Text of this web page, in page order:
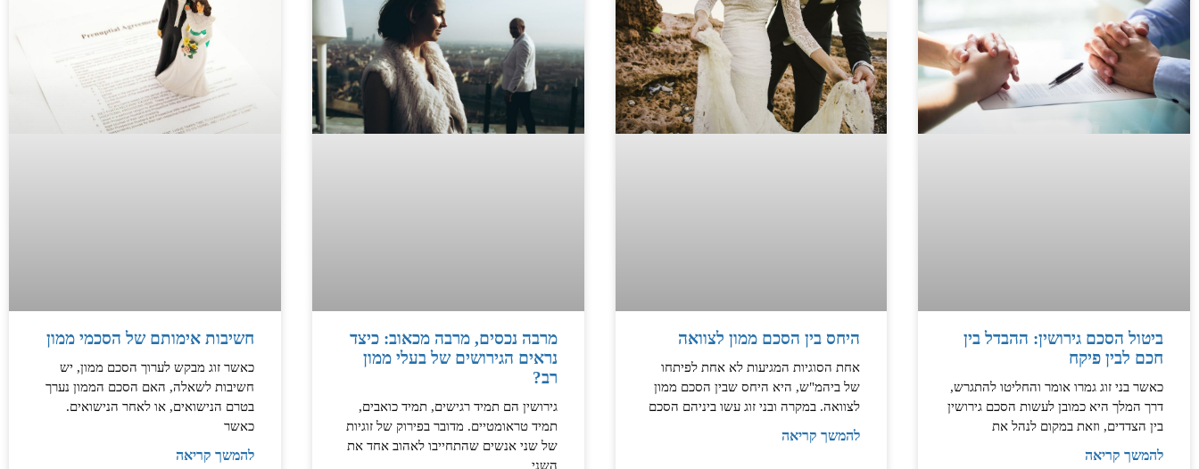
ביטול הסכם גירושין: ההבדל בין
חכם לבין פיקח
כאשר בני זוג גמרו אומר והחליטו להתגרש,
דרך המלך היא כמובן לעשות הסכם גירושין
בין הצדדים, וזאת במקום לנהל את
להמשך קריאה
היחס בין הסכם ממון לצוואה
אחת הסוגיות המגיעות לא אחת לפיתחו
של ביהמ"ש, היא היחס שבין הסכם ממון
לצוואה. במקרה ובני זוג עשו ביניהם הסכם
להמשך קריאה
מרבה נכסים, מרבה מכאוב: כיצד
נראים הגירושים של בעלי ממון
רב?
גירושין הם תמיד רגישים, תמיד כואבים,
תמיד טראומטיים. מדובר בפירוק של זוגיות
של שני אנשים שהתחייבו לאהוב אחד את
השני
חשיבות אימותם של הסכמי ממון
כאשר זוג מבקש לערוך הסכם ממון, יש
חשיבות לשאלה, האם הסכם הממון נערך
בטרם הנישואים, או לאחר הנישואים.
כאשר
להמשך קריאה